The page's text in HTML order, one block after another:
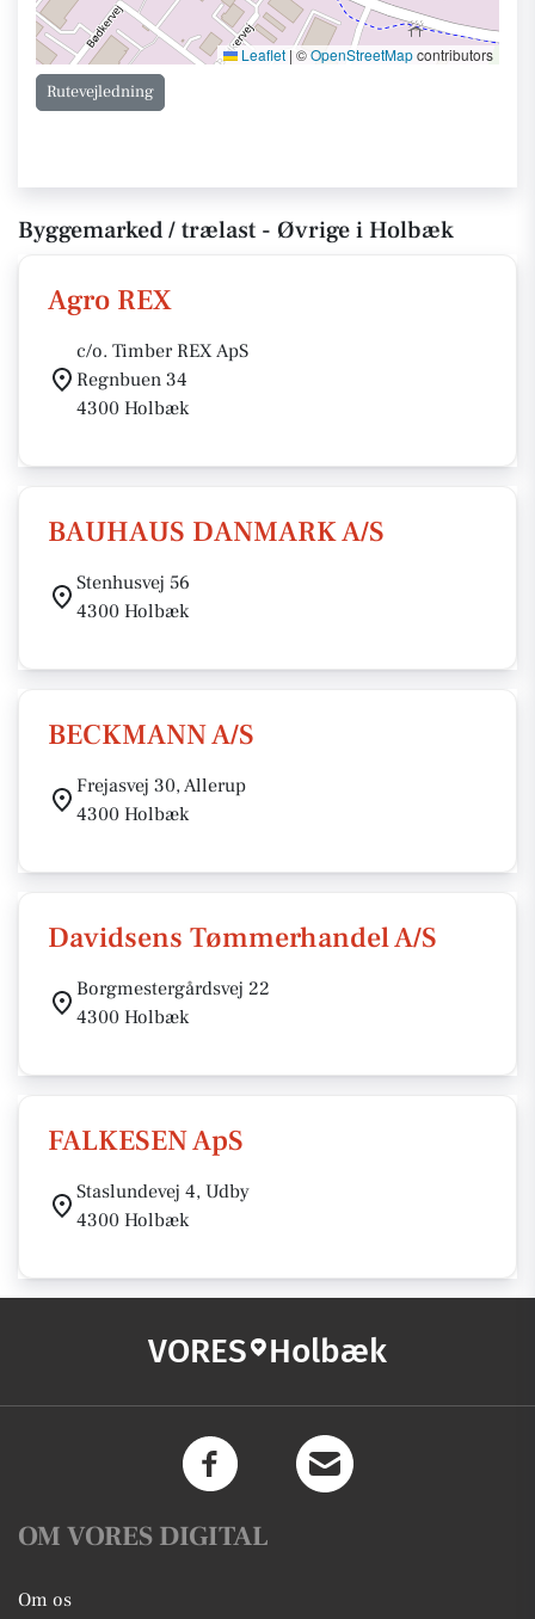
Leaflet | ©OpenStreetMapcontributors
Rutevejledning
Byggemarked / trælast - Øvrige i Holbæk
Agro REX
c/o. Timber REX ApS
Regnbuen 34
4300 Holbæk
BAUHAUS DANMARK A/S
Stenhusvej 56
4300 Holbæk
BECKMANN A/S
Frejasvej 30, Allerup
4300 Holbæk
Davidsens Tømmerhandel A/S
Borgmestergårdsvej 22
4300 Holbæk
FALKESEN ApS
Staslundevej 4, Udby
4300 Holbæk
VORES Holbæk
OM VORES DIGITAL
Om os